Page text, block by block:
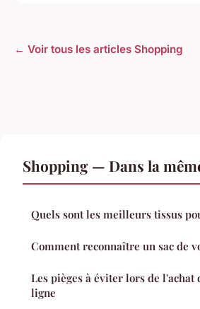
← Voir tous les articles Shopping
Shopping — Dans la
Quels sont les meilleurs tissus
Comment reconnaître un sac de
Les pièges à éviter lors de l'achat
ligne